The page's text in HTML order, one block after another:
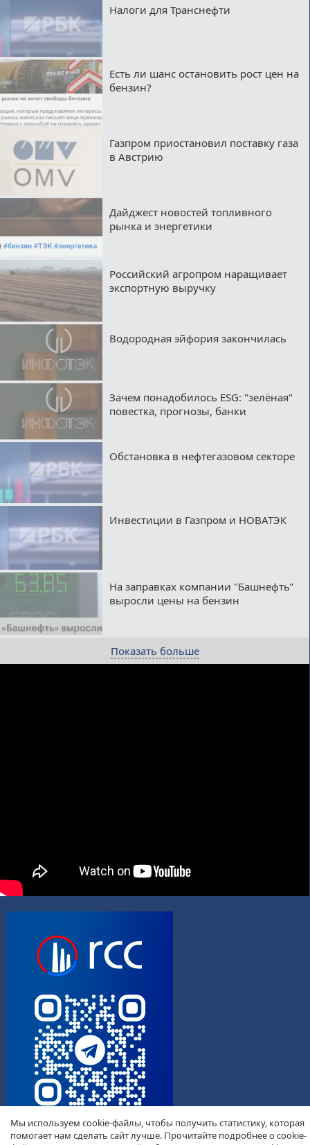
Налоги для Транснефти
Есть ли шанс остановить рост цен на
бензин?
Газпром приостановил поставку газа
в Австрию
Дайджест новостей топливного
рынка и энергетики
Российский агропром наращивает
экспортную выручку
Водородная эйфория закончилась
Зачем понадобилось ESG: "зелёная"
повестка, прогнозы, банки
Обстановка в нефтегазовом секторе
Инвестиции в Газпром и НОВАТЭК
На заправках компании "Башнефть"
выросли цены на бензин
Показать больше
Мы используем cookie-файлы, чтобы получить статистику, которая
помогает нам сделать сайт лучше. Прочитайте подробнее о cookie-